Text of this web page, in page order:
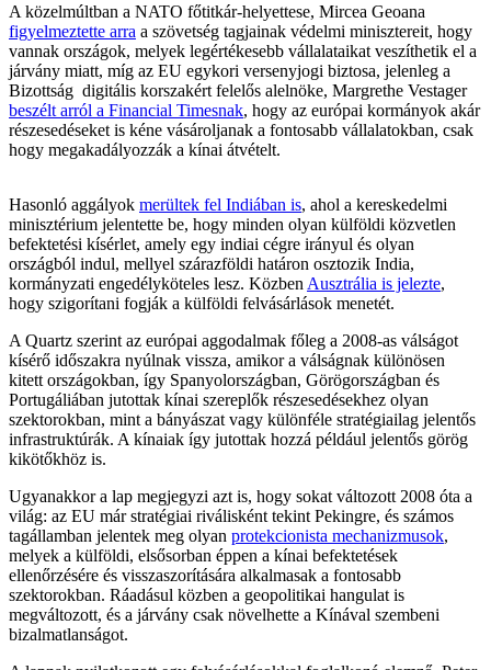
A közelmúltban a NATO főtitkár-helyettese, Mircea Geoana
figyelmeztette arra a szövetség tagjainak védelmi minisztereit, hogy
vannak országok, melyek legértékesebb vállalataikat veszíthetik el a
járvány miatt, míg az EU egykori versenyjogi biztosa, jelenleg a
Bizottság digitális korszakért felelős alelnöke, Margrethe Vestager
beszélt arról a Financial Timesnak, hogy az európai kormányok akár
részesedéseket is kéne vásároljanak a fontosabb vállalatokban, csak
hogy megakadályozzák a kínai átvételt.
Hasonló aggályok merültek fel Indiában is, ahol a kereskedelmi
minisztérium jelentette be, hogy minden olyan külföldi közvetlen
befektetési kísérlet, amely egy indiai cégre irányul és olyan
országból indul, mellyel szárazföldi határon osztozik India,
kormányzati engedélyköteles lesz. Közben Ausztrália is jelezte,
hogy szigorítani fogják a külföldi felvásárlások menetét.
A Quartz szerint az európai aggodalmak főleg a 2008-as válságot
kísérő időszakra nyúlnak vissza, amikor a válságnak különösen
kitett országokban, így Spanyolországban, Görögországban és
Portugáliában jutottak kínai szereplők részesedésekhez olyan
szektorokban, mint a bányászat vagy különféle stratégiailag jelentős
infrastruktúrák. A kínaiak így jutottak hozzá például jelentős görög
kikötőkhöz is.
Ugyanakkor a lap megjegyzi azt is, hogy sokat változott 2008 óta a
világ: az EU már stratégiai riválisként tekint Pekingre, és számos
tagállamban jelentek meg olyan protekcionista mechanizmusok,
melyek a külföldi, elsősorban éppen a kínai befektetések
ellenőrzésére és visszaszorítására alkalmasak a fontosabb
szektorokban. Ráadásul közben a geopolitikai hangulat is
megváltozott, és a járvány csak növelhette a Kínával szembeni
bizalmatlanságot.